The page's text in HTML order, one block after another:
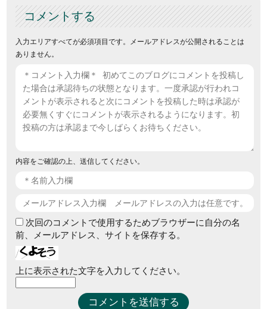
コメントする
入力エリアすべてが必須項目です。メールアドレスが公開されることは
ありません。
内容をご確認の上、送信してください。
次回のコメントで使用するためブラウザーに自分の名
前、メールアドレス、サイトを保存する。
上に表示された文字を入力してください。